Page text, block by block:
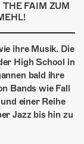
FAIM ZUM
ihre Musik. Die
High School in
bald ihre
Bands wie Fall
einer Reihe
Jazz bis hin zu